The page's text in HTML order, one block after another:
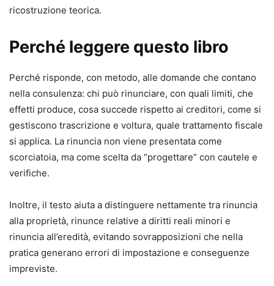
ricostruzione teorica.
Perché leggere questo libro
Perché risponde, con metodo, alle domande che contano
nella consulenza: chi può rinunciare, con quali limiti, che
effetti produce, cosa succede rispetto ai creditori, come si
gestiscono trascrizione e voltura, quale trattamento fiscale
si applica. La rinuncia non viene presentata come
scorciatoia, ma come scelta da “progettare” con cautele e
verifiche.
Inoltre, il testo aiuta a distinguere nettamente tra rinuncia
alla proprietà, rinunce relative a diritti reali minori e
rinuncia all’eredità, evitando sovrapposizioni che nella
pratica generano errori di impostazione e conseguenze
impreviste.